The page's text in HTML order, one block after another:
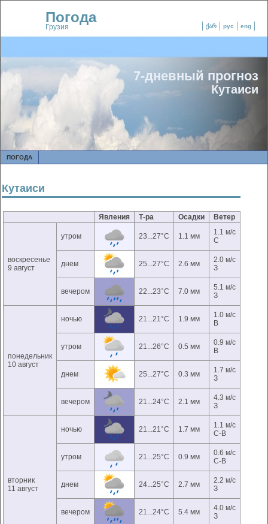
ქარ рус eng
Погода
Грузия
7-дневный прогноз
Кутаиси
ПОГОДА
Кутаиси
Явления Т-ра Осадки Ветер
воскресенье
9 август
утром 23...27°C 1.1 мм
1.1 м/с
С
днем 25...27°C 2.6 мм
2.0 м/с
З
вечером 22...23°C 7.0 мм
5.1 м/с
З
понедельник
10 август
ночью 21...21°C 1.9 мм
1.0 м/с
В
утром 21...26°C 0.5 мм
0.9 м/с
В
днем 25...27°C 0.3 мм
1.7 м/с
З
вечером 21...24°C 2.1 мм
4.3 м/с
З
вторник
11 август
ночью 21...21°C 1.7 мм
1.1 м/с
С-В
утром 21...25°C 0.9 мм
0.6 м/с
С-В
днем 24...25°C 2.7 мм
2.2 м/с
З
вечером 21...24°C 5.4 мм
4.0 м/с
З